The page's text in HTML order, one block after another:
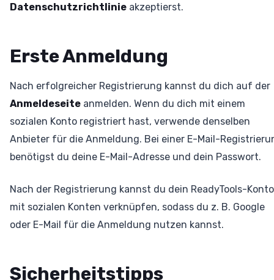
Datenschutzrichtlinie akzeptierst.
Erste Anmeldung
Nach erfolgreicher Registrierung kannst du dich auf der
Anmeldeseite anmelden. Wenn du dich mit einem
sozialen Konto registriert hast, verwende denselben
Anbieter für die Anmeldung. Bei einer E-Mail-
benötigst du deine E-Mail-Adresse und dein Passwort.
Nach der Registrierung kannst du dein ReadyTools-Konto
mit sozialen Konten verknüpfen, sodass du z. B. Google
oder E-Mail für die Anmeldung nutzen kannst.
Sicherheitstipps